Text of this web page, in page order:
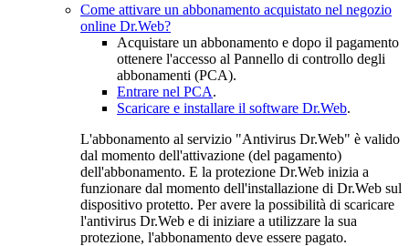
Come attivare un abbonamento acquistato nel negozio
online Dr.Web?
Acquistare un abbonamento e dopo il pagamento
ottenere l'accesso al Pannello di controllo degli
abbonamenti (PCA).
Entrare nel PCA.
Scaricare e installare il software Dr.Web.
L'abbonamento al servizio "Antivirus Dr.Web" è valido
dal momento dell'attivazione (del pagamento)
dell'abbonamento. E la protezione Dr.Web inizia a
funzionare dal momento dell'installazione di Dr.Web sul
dispositivo protetto. Per avere la possibilità di scaricare
l'antivirus Dr.Web e di iniziare a utilizzare la sua
protezione, l'abbonamento deve essere pagato.